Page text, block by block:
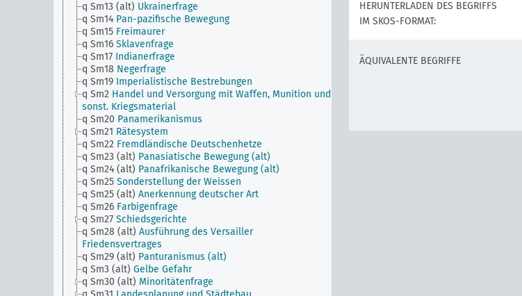
q Sm13 (alt) Ukrainerfrage
q Sm14 Pan-pazifische Bewegung
q Sm15 Freimaurer
q Sm16 Sklavenfrage
q Sm17 Indianerfrage
q Sm18 Negerfrage
q Sm19 Imperialistische Bestrebungen
q Sm2 Handel und Versorgung mit Waffen, Munition und
sonst. Kriegsmaterial
q Sm20 Panamerikanismus
q Sm21 Rätesystem
q Sm22 Fremdländische Deutschenhetze
q Sm23 (alt) Panasiatische Bewegung (alt)
q Sm24 (alt) Panafrikanische Bewegung (alt)
q Sm25 Sonderstellung der Weissen
q Sm25 (alt) Anerkennung deutscher Art
q Sm26 Farbigenfrage
q Sm27 Schiedsgerichte
q Sm28 (alt) Ausführung des Versailler
Friedensvertrages
q Sm29 (alt) Panturanismus (alt)
q Sm3 (alt) Gelbe Gefahr
q Sm30 (alt) Minoritätenfrage
HERUNTERLADEN DES BEGRIFFS
IM SKOS-FORMAT:
ÄQUIVALENTE BEGRIFFE